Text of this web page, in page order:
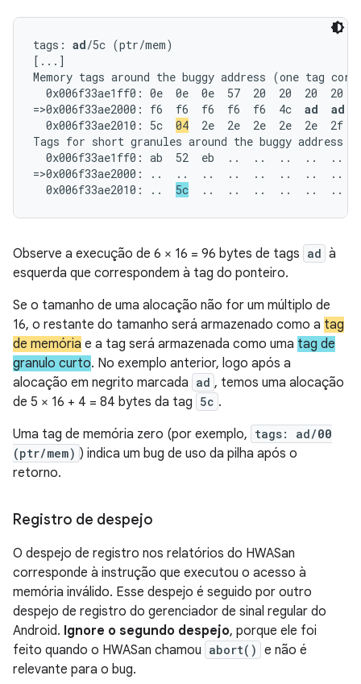
tags: ad/5c (ptr/mem)
[...]
Memory tags around the buggy address (one tag
0x006f33ae1ff0: 0e  0e  0e  57  20  20  20  20
=>0x006f33ae2000: f6  f6  f6  f6  f6  4c ad  ad
  0x006f33ae2010: 5c
04
2e  2e  2e  2e  2e  2f
Tags for short granules around the buggy address
0x006f33ae1ff0: ab  52  eb  ..  ..  ..  ..  ..
=>0x006f33ae2000: ..  ..  ..  ..  ..  ..
  0x006f33ae2010: ..
5c
..  ..  ..  ..  ..  ..
Observe a execução de 6 × 16 = 96 bytes de tags ad à
esquerda que correspondem à tag do ponteiro.
Se o tamanho de uma alocação não for um múltiplo de
16, o restante do tamanho será armazenado como a tag
de memória e a tag será armazenada como uma tag de
granulo curto. No exemplo anterior, logo após a
alocação em negrito marcada ad , temos uma alocação
de 5 × 16 + 4 = 84 bytes da tag 5c .
Uma tag de memória zero (por exemplo, tags: ad/00
(ptr/mem) ) indica um bug de uso da pilha após o
retorno.
Registro de despejo
O despejo de registro nos relatórios do HWASan
corresponde à instrução que executou o acesso à
memória inválido. Esse despejo é seguido por outro
despejo de registro do gerenciador de sinal regular do
Android. Ignore o segundo despejo, porque ele foi
feito quando o HWASan chamou abort() e não é
relevante para o bug.